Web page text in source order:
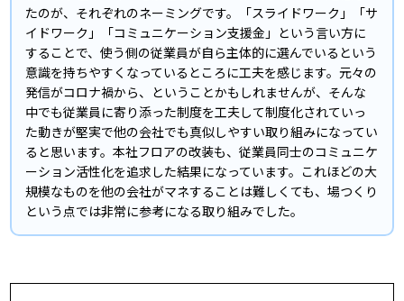
たのが、それぞれのネーミングです。「スライドワーク」「サ
イドワーク」「コミュニケーション支援金」という言い方に
することで、使う側の従業員が自ら主体的に選んでいるという
意識を持ちやすくなっているところに工夫を感じます。元々の
発信がコロナ禍から、ということかもしれませんが、そんな
中でも従業員に寄り添った制度を工夫して制度化されていっ
た動きが堅実で他の会社でも真似しやすい取り組みになってい
ると思います。本社フロアの改装も、従業員同士のコミュニケ
ーション活性化を追求した結果になっています。これほどの大
規模なものを他の会社がマネすることは難しくても、場つくり
という点では非常に参考になる取り組みでした。